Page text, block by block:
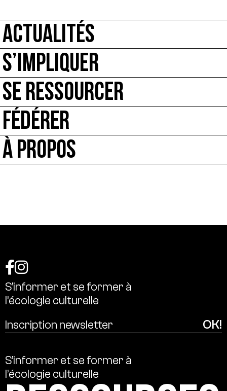
ACTUALITÉS
S’IMPLIQUER
SE RESSOURCER
FÉDÉRER
À PROPOS
S’informer et se former à
l’écologie culturelle
S’informer et se former à
l’écologie culturelle